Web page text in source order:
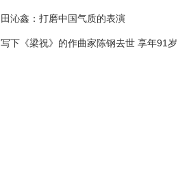
田沁鑫：打磨中国气质的表演
写下《梁祝》的作曲家陈钢去世 享年91岁